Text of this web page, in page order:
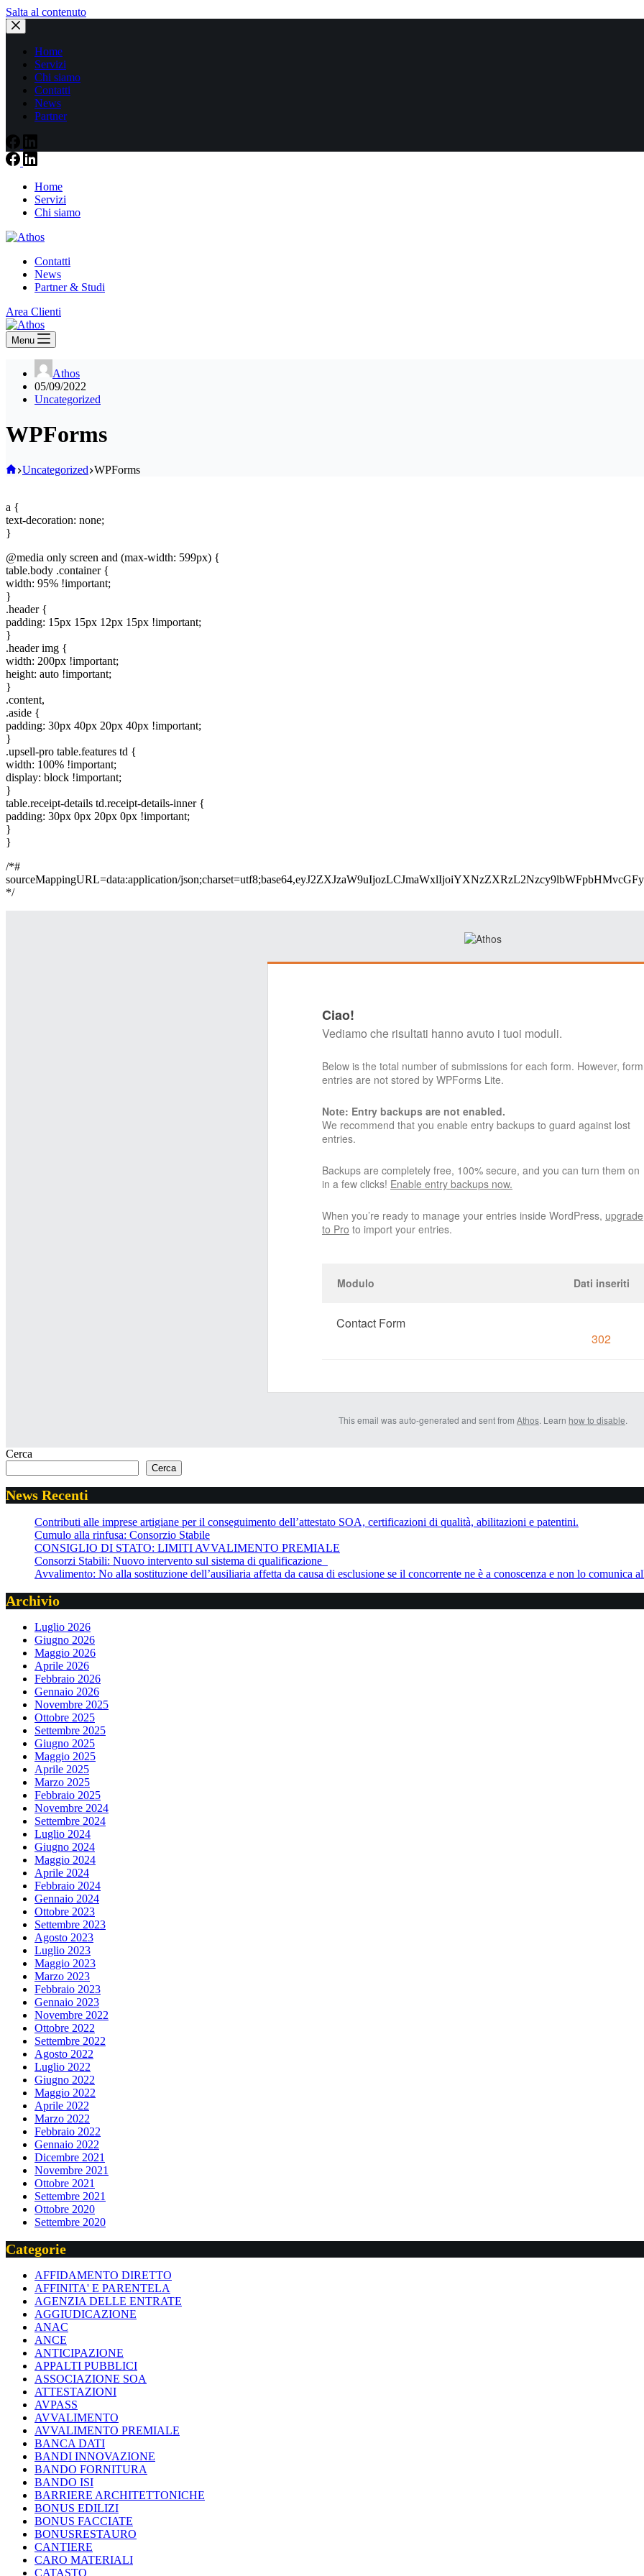
Salta al contenuto
Home
Servizi
Chi siamo
Contatti
News
Partner
Home
Servizi
Chi siamo
Contatti
News
Partner & Studi
Area Clienti
Menu
Athos
05/09/2022
Uncategorized
WPForms
Home
Uncategorized WPForms
a {
text-decoration: none;
}
@media only screen and (max-width: 599px) {
table.body .container {
width: 95% !important;
}
.header {
padding: 15px 15px 12px 15px !important;
}
.header img {
width: 200px !important;
height: auto !important;
}
.content,
.aside {
padding: 30px 40px 20px 40px !important;
}
.upsell-pro table.features td {
width: 100% !important;
display: block !important;
}
table.receipt-details td.receipt-details-inner {
padding: 30px 0px 20px 0px !important;
}
}
/*#
sourceMappingURL=data:application/
*/
Ciao!
Vediamo che risultati hanno avuto i tuoi moduli.
Below is the total number of submissions for each form. However, form
entries are not stored by WPForms Lite.
Note: Entry backups are not enabled.
We recommend that you enable entry backups to guard against lost
entries.
Backups are completely free, 100% secure, and you can turn them on
in a few clicks! Enable entry backups now.
When you’re ready to manage your entries inside WordPress, upgrade
to Pro to import your entries.
Modulo Dati inseriti
Contact Form
302
This email was auto-generated and sent from Athos. Learn how to disable.
Cerca
Cerca
News Recenti
Contributi alle imprese artigiane per il conseguimento dell’attestato SOA, certificazioni di qualità, abilitazioni e patentini.
Cumulo alla rinfusa: Consorzio Stabile
CONSIGLIO DI STATO: LIMITI AVVALIMENTO PREMIALE
Consorzi Stabili: Nuovo intervento sul sistema di qualificazione
Avvalimento: No alla sostituzione dell’ausiliaria affetta da causa di esclusione se il concorrente ne è a conoscenza e non lo comunica
Archivio
Luglio 2026
Giugno 2026
Maggio 2026
Aprile 2026
Febbraio 2026
Gennaio 2026
Novembre 2025
Ottobre 2025
Settembre 2025
Giugno 2025
Maggio 2025
Aprile 2025
Marzo 2025
Febbraio 2025
Novembre 2024
Settembre 2024
Luglio 2024
Giugno 2024
Maggio 2024
Aprile 2024
Febbraio 2024
Gennaio 2024
Ottobre 2023
Settembre 2023
Agosto 2023
Luglio 2023
Maggio 2023
Marzo 2023
Febbraio 2023
Gennaio 2023
Novembre 2022
Ottobre 2022
Settembre 2022
Agosto 2022
Luglio 2022
Giugno 2022
Maggio 2022
Aprile 2022
Marzo 2022
Febbraio 2022
Gennaio 2022
Dicembre 2021
Novembre 2021
Ottobre 2021
Settembre 2021
Ottobre 2020
Settembre 2020
Categorie
AFFIDAMENTO DIRETTO
AFFINITA' E PARENTELA
AGENZIA DELLE ENTRATE
AGGIUDICAZIONE
ANAC
ANCE
ANTICIPAZIONE
APPALTI PUBBLICI
ASSOCIAZIONE SOA
ATTESTAZIONI
AVPASS
AVVALIMENTO
AVVALIMENTO PREMIALE
BANCA DATI
BANDI INNOVAZIONE
BANDO FORNITURA
BANDO ISI
BARRIERE ARCHITETTONICHE
BONUS EDILIZI
BONUS FACCIATE
BONUSRESTAURO
CANTIERE
CARO MATERIALI
CATASTO